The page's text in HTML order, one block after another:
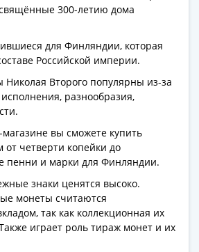
300-летию дома
для Финляндии, которая
Российской империи.
Второго популярны из-за
разнообразия,
вы сможете купить
четверти копейки до
пенни и марки для Финляндии.
знаки ценятся высоко.
монеты считаются
так как коллекционная их
играет роль тираж монет и их